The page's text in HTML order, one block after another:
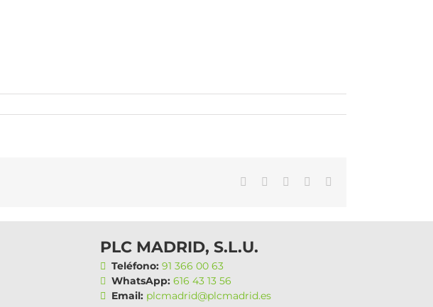
WhatsAppLinkedInFacebook
PLC MADRID, S.L.U.
Teléfono:91 366 00 63
WhatsApp:616 43 13 56
Email: plcmadrid@plcmadrid.es